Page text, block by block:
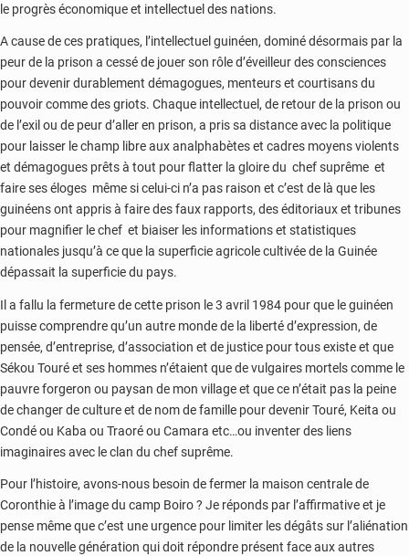
le progrès économique et intellectuel des nations.
A cause de ces pratiques, l’intellectuel guinéen, dominé désormais par la
peur de la prison a cessé de jouer son rôle d’éveilleur des consciences
pour devenir durablement démagogues, menteurs et courtisans du
pouvoir comme des griots. Chaque intellectuel, de retour de la prison ou
de l’exil ou de peur d’aller en prison, a pris sa distance avec la politique
pour laisser le champ libre aux analphabètes et cadres moyens violents
et démagogues prêts à tout pour flatter la gloire du chef suprême et
faire ses éloges même si celui-ci n’a pas raison et c’est de là que les
guinéens ont appris à faire des faux rapports, des éditoriaux et tribunes
pour magnifier le chef et biaiser les informations et statistiques
nationales jusqu’à ce que la superficie agricole cultivée de la Guinée
dépassait la superficie du pays.
Il a fallu la fermeture de cette prison le 3 avril 1984 pour que le guinéen
puisse comprendre qu’un autre monde de la liberté d’expression, de
pensée, d’entreprise, d’association et de justice pour tous existe et que
Sékou Touré et ses hommes n’étaient que de vulgaires mortels comme le
pauvre forgeron ou paysan de mon village et que ce n’était pas la peine
de changer de culture et de nom de famille pour devenir Touré, Keita ou
Condé ou Kaba ou Traoré ou Camara etc…ou inventer des liens
imaginaires avec le clan du chef suprême.
Pour l’histoire, avons-nous besoin de fermer la maison centrale de
Coronthie à l’image du camp Boiro ? Je réponds par l’affirmative et je
pense même que c’est une urgence pour limiter les dégâts sur l’aliénation
de la nouvelle génération qui doit répondre présent face aux autres